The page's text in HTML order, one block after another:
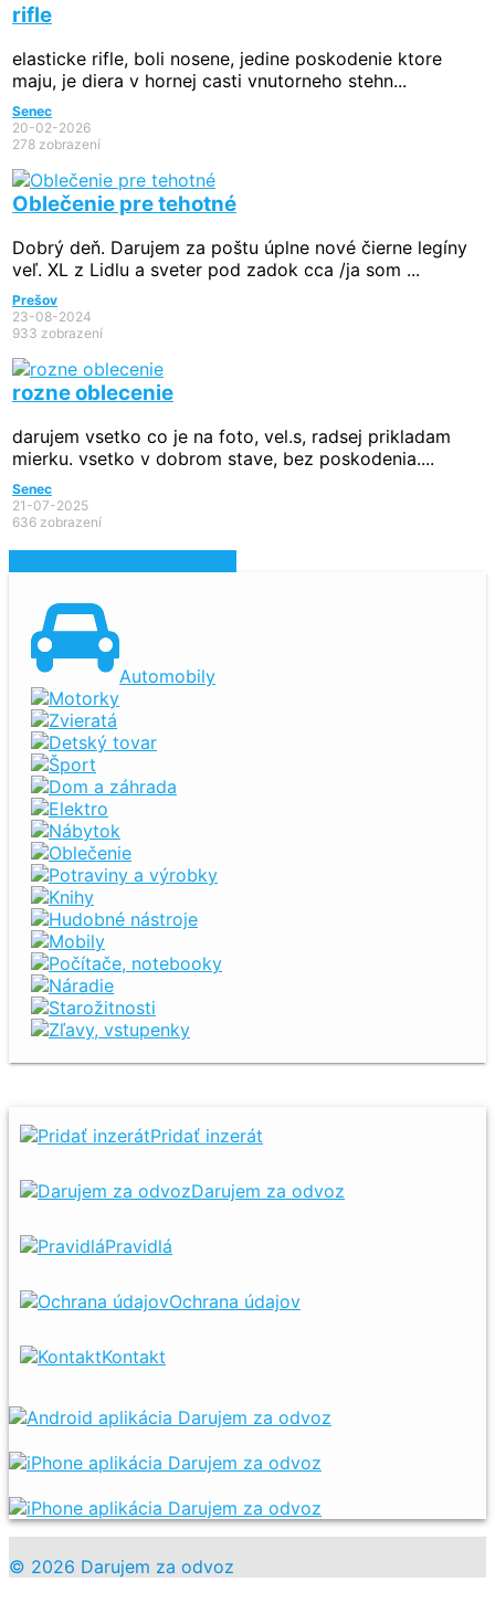
rifle
elasticke rifle, boli nosene, jedine poskodenie ktore
maju, je diera v hornej casti vnutorneho stehn...
Senec
20-02-2026
278 zobrazení
Oblečenie pre tehotné
Dobrý deň. Darujem za poštu úplne nové čierne legíny
veľ. XL z Lidlu a sveter pod zadok cca /ja som ...
Prešov
23-08-2024
933 zobrazení
rozne oblecenie
darujem vsetko co je na foto, vel.s, radsej prikladam
mierku. vsetko v dobrom stave, bez poskodenia....
Senec
21-07-2025
636 zobrazení
Automobily
Motorky
Zvieratá
Detský tovar
Šport
Dom a záhrada
Elektro
Nábytok
Oblečenie
Potraviny a výrobky
Knihy
Hudobné nástroje
Mobily
Počítače, notebooky
Náradie
Starožitnosti
Zľavy, vstupenky
Pridať inzerát
Darujem za odvoz
Pravidlá
Ochrana údajov
Kontakt
© 2026 Darujem za odvoz